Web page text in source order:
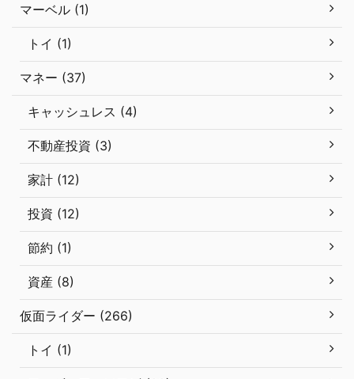
マーベル (1)
トイ (1)
マネー (37)
キャッシュレス (4)
不動産投資 (3)
家計 (12)
投資 (12)
節約 (1)
資産 (8)
仮面ライダー (266)
トイ (1)